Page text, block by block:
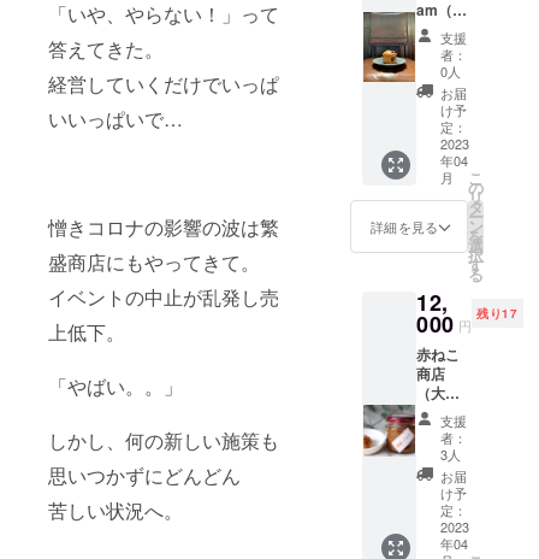
「いや、やらない！」って
答えてきた。
経営していくだけでいっぱ
いいっぱいで…
憎きコロナの影響の波は繁
盛商店にもやってきて。
イベントの中止が乱発し売
上低下。
「やばい。。」
しかし、何の新しい施策も
思いつかずにどんどん
苦しい状況へ。
シュー
ナッツ
を含む
製品を
製造し
ていま
す。
【燻製
シュー
ナッ
ツ】カ
シュー
ナム
産）、
食塩
【出店
者紹
介】福
岡県北
九州市
にある
陽気な
燻製屋
『のり
燻本
舗』で
つお
粉、香
辛料/
イース
ト、膨
張剤
【カ
フェオ
レま
ん】小
麦粉
（国内
製
造）、
白手亡
豆、生
クリー
ム（乳
を含
む）、
コー
ヒー
粉、
ラー
ド、バ
ター、
塩、濃
縮コー
七味唐
辛子】
レッド
チリ
（イン
産）、
花椒、
八角、
シナモ
フェン
ネル、
ブ、カ
ルダモ
ン ●ス
パイス
ワーク
ショッ
プ券使
用方
法：ク
ラウド
ファン
ディン
グ期間
が終了
からも
願いを
込め
て。こ
だわり
のレジ
ン作品
をぜひ
お手に
ださ
い。
☆OWL.
GOでは
OWL.が
つくる
ハンド
メイド
アクセ
サリー
をはじ
め、ア
ル・
キッズ
売や学
べる
WS（ワ
ーク
ショッ
プ）も
行って
いま
す！
（WSは
季節に
より異
なる）
菓子屋
をして
ます吉
永菓舗
です。
今回は
ジェ
ラート
と焼菓
子をお
持ちし
ます。
産、金
柑を
使った
金柑
ジェ
ラート
です。
皮だけ
を取り
出し
ピュー
レに加
工し
て、ミ
ン券５
枚 ●使
用方
法：ク
ラウド
ファン
ディン
グ期間
が終了
後、
クーポ
ンチ
ます。
出店会
オムラ
イスと
交換し
てくだ
さい。
クーポ
ン券は
一枚あ
たり１
商品の
交換と
am（長
崎県）
https://i
nstagra
m.com/
bakedg
oods_a
称：マ
フィ
ン、ス
コーン
と交換
ン ●内
容：マ
フィ
ン、ス
コーン
が2023
年12月
31日ま
で交換
できる
クーポ
ン券で
す。年
内どこ
支援
者：
0人
お届
け予
定：
2023
年04
月
詳細を見る
こ
の
リ
タ
ー
ン
を
選
択
す
る
12,
000 円
残り17
赤ねこ
商店
（大分
県）
https://
www.in
stagra
m.com/
akanek
ostore_
from_oi
支援
者：
3人
お届
け予
定：
2023
年04